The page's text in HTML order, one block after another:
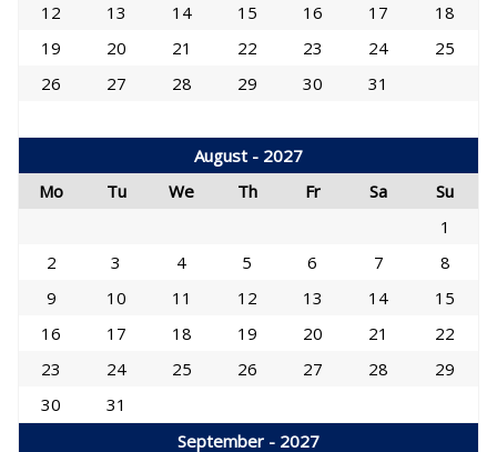
12
13 14 15 16 17
18
19
20 21 22 23 24
25
26
27 28 29 30 31
August - 2027
Mo
Tu We Th Fr Sa
Su
1
2
3 4 5 6 7
8
9
10 11 12 13 14
15
16
17 18 19 20 21
22
23
24 25 26 27 28
29
30
31
September - 2027